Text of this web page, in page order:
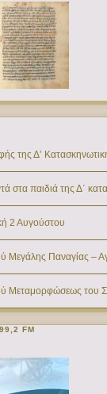
της Δ’
στα παιδιά της Δ΄
2 Αυγούστου
Μεγάλης Παναγίας –
Μεταμορφώσεως του
FM